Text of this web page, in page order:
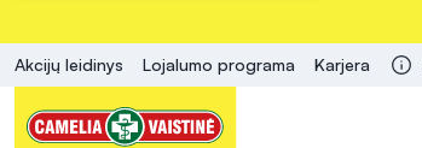
Akcijų leidinys Lojalumo programa Karjera